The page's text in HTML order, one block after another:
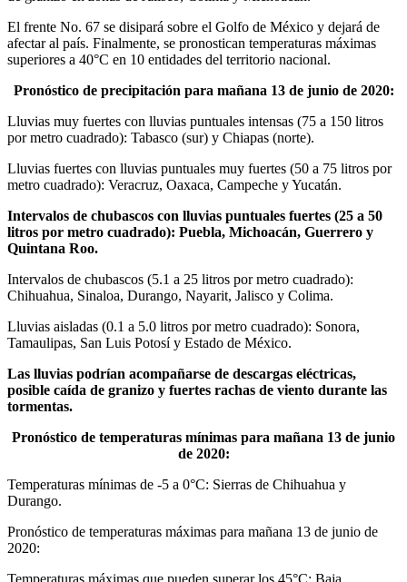
El frente No. 67 se disipará sobre el Golfo de México y dejará de
afectar al país. Finalmente, se pronostican temperaturas máximas
superiores a 40°C en 10 entidades del territorio nacional.
Pronóstico de precipitación para mañana 13 de junio de 2020:
Lluvias muy fuertes con lluvias puntuales intensas (75 a 150 litros
por metro cuadrado): Tabasco (sur) y Chiapas (norte).
Lluvias fuertes con lluvias puntuales muy fuertes (50 a 75 litros por
metro cuadrado): Veracruz, Oaxaca, Campeche y Yucatán.
Intervalos de chubascos con lluvias puntuales fuertes (25 a 50
litros por metro cuadrado): Puebla, Michoacán, Guerrero y
Quintana Roo.
Intervalos de chubascos (5.1 a 25 litros por metro cuadrado):
Chihuahua, Sinaloa, Durango, Nayarit, Jalisco y Colima.
Lluvias aisladas (0.1 a 5.0 litros por metro cuadrado): Sonora,
Tamaulipas, San Luis Potosí y Estado de México.
Las lluvias podrían acompañarse de descargas eléctricas,
posible caída de granizo y fuertes rachas de viento durante las
tormentas.
Pronóstico de temperaturas mínimas para mañana 13 de junio
de 2020:
Temperaturas mínimas de -5 a 0°C: Sierras de Chihuahua y
Durango.
Pronóstico de temperaturas máximas para mañana 13 de junio de
2020:
Temperaturas máximas que pueden superar los 45°C: Baja